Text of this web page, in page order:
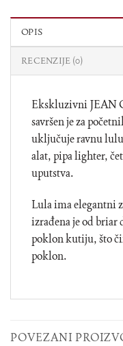
OPIS
RECENZIJE (0)
Ekskluzivni JEAN
savršen je za
uključuje ravnu
alat, pipa lighter,
uputstva.
Lula ima elegantni
izrađena je od briar
poklon kutiju, što
poklon.
POVEZANI